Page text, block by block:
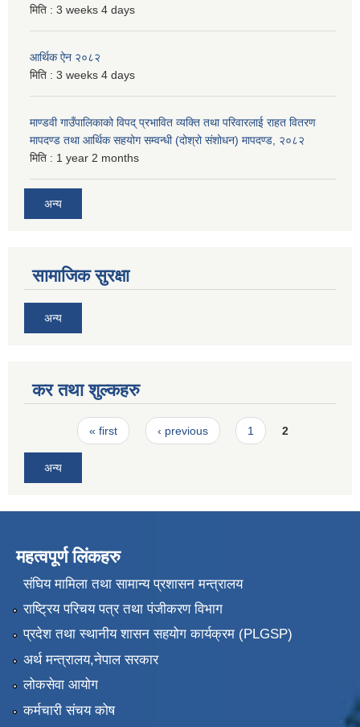
मिति : 3 weeks 4 days
आर्थिक ऐन २०८२
मिति : 3 weeks 4 days
माण्डवी गाउँपालिकाको विपद् प्रभावित व्यक्ति तथा परिवारलाई राहत वितरण
मापदण्ड तथा आर्थिक सहयोग सम्वन्धी (दोश्रो संशोधन) मापदण्ड, २०८२
मिति : 1 year 2 months
अन्य
सामाजिक सुरक्षा
अन्य
कर तथा शुल्कहरु
Pages« first ‹ previous 1 2
अन्य
महत्वपूर्ण लिंकहरु
संघिय मामिला तथा सामान्य प्रशासन मन्त्रालय
राष्ट्रिय परिचय पत्र तथा पंजीकरण विभाग
प्रदेश तथा स्थानीय शासन सहयोग कार्यक्रम (PLGSP)
अर्थ मन्त्रालय,नेपाल सरकार
लोकसेवा आयोग
कर्मचारी संचय कोष